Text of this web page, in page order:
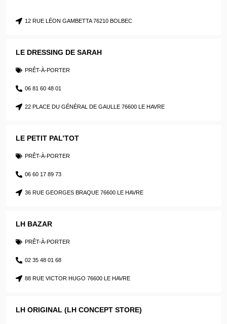
12 RUE LÉON GAMBETTA 76210 BOLBEC
LE DRESSING DE SARAH
PRÊT-À-PORTER
06 81 60 48 01
22 PLACE DU GÉNÉRAL DE GAULLE 76600 LE HAVRE
LE PETIT PAL’TOT
PRÊT-À-PORTER
06 60 17 89 73
36 RUE GEORGES BRAQUE 76600 LE HAVRE
LH BAZAR
PRÊT-À-PORTER
02 35 48 01 68
88 RUE VICTOR HUGO 76600 LE HAVRE
LH ORIGINAL (LH CONCEPT STORE)